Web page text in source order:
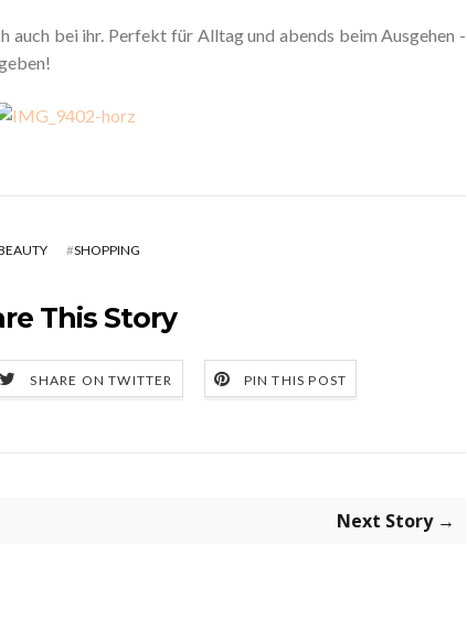
bei ihr. Perfekt für Alltag und abends beim Ausgehen -
#SHOPPING
This Story
SHARE ON TWITTER PIN THIS POST
Next Story →